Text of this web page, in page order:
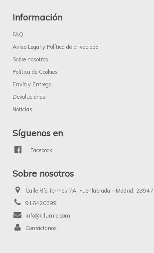
Información
FAQ
Aviso Legal y Política de privacidad
Sobre nosotros
Política de Cookies
Envío y Entrega
Devoluciones
Noticias
Síguenos en
Facebook
Sobre nosotros
Calle Río Tormes 7A, Fuenlabrada - Madrid,
916420399
info@kilumio.com
Contáctanos